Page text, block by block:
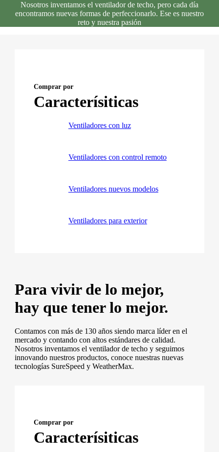
Nosotros inventamos el ventilador de techo, pero cada día
encontramos nuevas formas de perfeccionarlo. Ese es nuestro
reto y nuestra pasión
Comprar por
Caracterísiticas
Ventiladores con luz
Ventiladores con control remoto
Ventiladores nuevos modelos
Ventiladores para exterior
Para vivir de lo mejor,
hay que tener lo mejor.
Contamos con más de 130 años siendo marca líder en el
mercado y contando con altos estándares de calidad.
Nosotros inventamos el ventilador de techo y seguimos
innovando nuestros productos, conoce nuestras nuevas
tecnologías SureSpeed y WeatherMax.
Comprar por
Caracterísiticas